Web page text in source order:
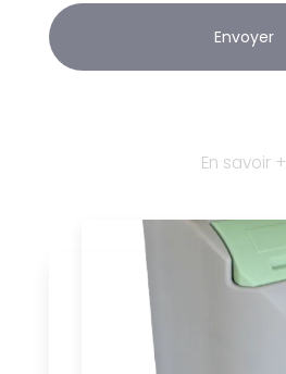
En savoir +